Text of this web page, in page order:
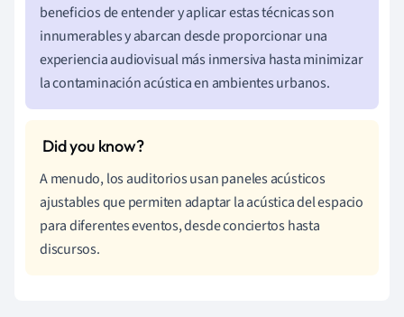
beneficios de entender y aplicar estas técnicas son
innumerables y abarcan desde proporcionar una
experiencia audiovisual más inmersiva hasta minimizar
la contaminación acústica en ambientes urbanos.
A menudo, los auditorios usan paneles acústicos
ajustables que permiten adaptar la acústica del espacio
para diferentes eventos, desde conciertos hasta
discursos.